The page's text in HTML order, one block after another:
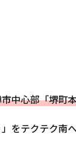
中心部「堺町
をテクテク南